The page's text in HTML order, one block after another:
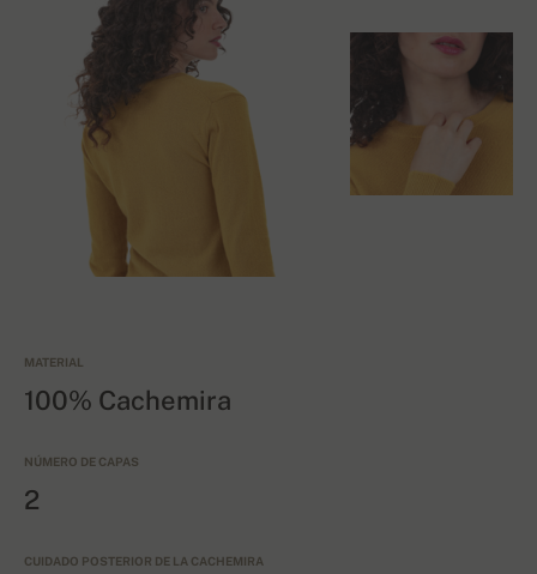
MATERIAL
100% Cachemira
NÚMERO DE CAPAS
2
CUIDADO POSTERIOR DE LA CACHEMIRA